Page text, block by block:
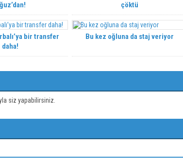
çöktü
bir transfer
daha!
Bu kez oğluna da staj veriyor
siz yapabilirsiniz.